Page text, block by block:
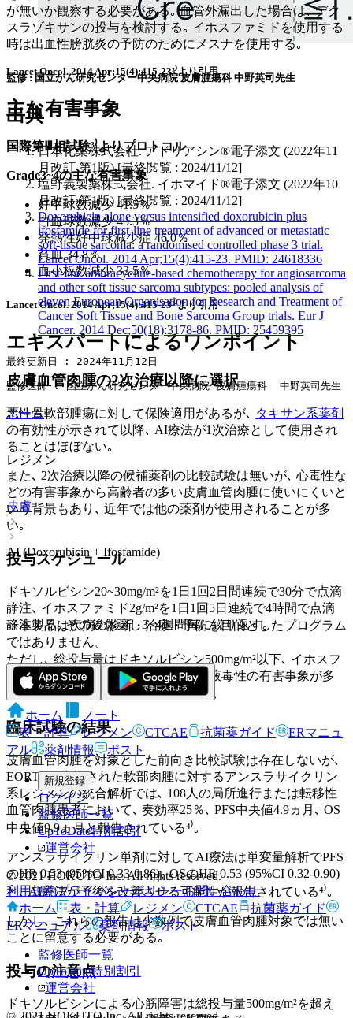
が無いか観察する必要がある｡ 血管外漏出した場合は､ デク
スラゾキサンの投与を検討する｡ イホスファミドを使用する
時は出血性膀胱炎の予防のためにメスナを使用する｡
監修 : 国立がん研究センター中央病院 皮膚腫瘍科 中野英司先生
出典
日本化薬株式会社. アドリアシン®電子添文 (2022年11
月改訂 第1版) [最終閲覧 : 2024/11/12]
塩野義製薬株式会社. イホマイド®電子添文 (2022年10
月改訂 第1版) [最終閲覧 : 2024/11/12]
Doxorubicin alone versus intensified doxorubicin plus
ifosfamide for first-line treatment of advanced or metastatic
soft-tissue sarcoma: a randomised controlled phase 3 trial.
Lancet Oncol. 2014 Apr;15(4):415-23. PMID: 24618336
First-line anthracycline-based chemotherapy for angiosarcoma
and other soft tissue sarcoma subtypes: pooled analysis of
eleven European Organisation for Research and Treatment of
Cancer Soft Tissue and Bone Sarcoma Group trials. Eur J
Cancer. 2014 Dec;50(18):3178-86. PMID: 25459395
最終更新日 : 2024年11月12日
監修医師 : 国立がん研究センター中央病院 皮膚腫瘍科  中野英司先生
ホーム
レジメン
皮膚
AI (Doxorubicin + Ifosfamide)
※本製品は疾病の診断・治療・予防を目的としたプログラム
ではありません。
ホーム
ノート
表・計算
レジメン CTCAE 抗菌薬ガイド
ERマニュ
アル
薬剤情報 ポスト
新規登録
ログイン
監修医師一覧
UpToDate特別割引
運営会社
© 2021 HOKUTO Inc. All rights reserved.
利用規約プライバシーポリシーお問い合わせ
ホーム
表・計算 レジメン CTCAE
抗菌薬ガイド
ERマニュアル
薬剤情報 ポスト
監修医師一覧
UpToDate特別割引
運営会社
Lancet Oncol. 2014 Apr;15(4):415-23³⁾より引用
主な有害事象
国際第Ⅲ相試験³⁾よりプロトコル
Grade3~4の主な有害事象
好中球数減少 41.5％
白血球数減少 43.3％
発熱性好中球減少症 46.0％
貧血 34.8％
血小板数減少 33.5％
Lancet Oncol. 2014 Apr;15(4):415-23³⁾より引用
エキスパートによるワンポイント
皮膚血管肉腫の2次治療以降に選択
悪性骨軟部腫瘍に対して保険適用があるが､ タキサン系薬剤
の有効性が示されて以降､ AI療法が1次治療として使用され
ることはほぼない｡
また､ 2次治療以降の候補薬剤の比較試験は無いが､ 心毒性な
どの有害事象から高齢者の多い皮膚血管肉腫に使いにくいと
いう背景もあり､ 近年では他の薬剤が使用されることが多
い｡
投与スケジュール
ドキソルビシン20~30mg/m²を1日1回2日間連続で30分で点滴
静注､ イホスファミド2g/m²を1日1回5日連続で4時間で点滴
静注する｡ その後休薬し3~4週間毎に繰り返す｡
ただし､ 総投与量はドキソルビシン500mg/m²以下､ イホスフ
ァミド1コース10g/m²以下とする｡ 血液毒性の有害事象が多
く､ 30％程度の症例で減量を要する³⁾｡
臨床試験の結果
皮膚血管肉腫を対象とした前向き比較試験は存在しないが､
EORTCで実施された軟部肉腫に対するアンスラサイクリン
系レジメンの統合解析では､ 108人の局所進行または転移性
血管肉腫患者において､ 奏効率25％､ PFS中央値4.9ヵ月､ OS
中央値9.9ヵ月と報告されている⁴⁾｡
アンスラサイクリン単剤に対してAI療法は単変量解析でPFS
のHR 0.53 (95%CI 0.33-0.86)､ OSのHR 0.53 (95%CI 0.32-0.90)
と､ AI療法が予後を改善させる可能性が報告されている⁴⁾｡
しかし､ これらの報告は少数例で皮膚血管肉腫対象では無い
ことに留意する必要がある｡
投与の注意点
ドキソルビシンによる心筋障害は総投与量500mg/m²を超え